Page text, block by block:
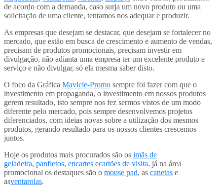
de acordo com a demanda, caso surja um novo produto ou uma
solicitação de uma cliente, tentamos nos adequar e produzir.
As empresas que desejam se destacar, que desejam se fortalecer no
mercado, que estão em busca de crescimento e aumento de vendas,
precisam de produtos promocionais, precisam investir em
divulgação, não adianta uma empresa ter um excelente produto e
serviço e não divulgar, só ela mesma saber disto.
O foco da Gráfica Mavicle-Promo sempre foi fazer com que o
investimento em propaganda, o investimento em nossos produtos
gerem resultado, isto sempre nos fez sermos vistos de um modo
diferente pelo mercado, pois sempre desenvolvemos projetos
diferenciados, com ideias novas sobre a utilização dos mesmos
produtos, gerando resultado para os nossos clientes crescemos
juntos.
Hoje os produtos mais procurados são os imãs de
geladeira, panfletos, encartes ecartões de visita, já na área
promocional os destaques são o mouse pad, as canetas e
asventarolas.